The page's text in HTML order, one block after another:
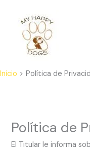
contenido
Inicio Política de
Política de
El Titular le informa